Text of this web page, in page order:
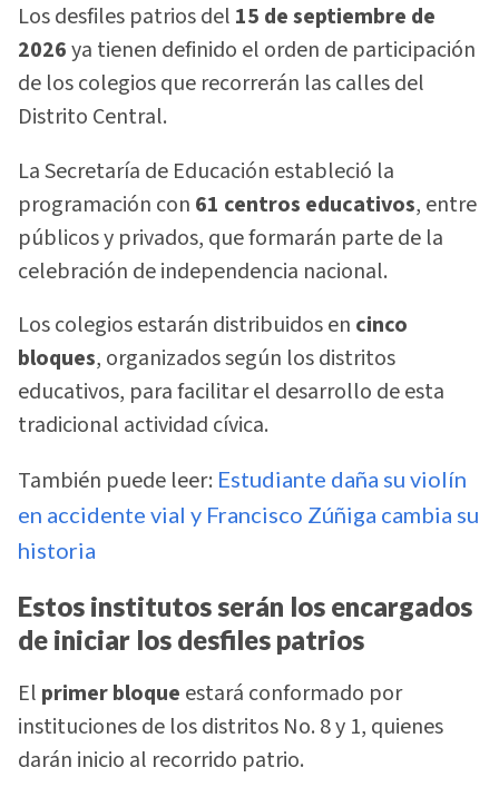
Los desfiles patrios del 15 de septiembre de
2026ya tienen definido el orden de participación
de los colegios que recorrerán las calles del
Distrito Central.
La Secretaría de Educación estableció la
programación con 61 centros educativos, entre
públicos y privados, que formarán parte de la
celebración de independencia nacional.
Los colegios estarán distribuidos en cinco
bloques, organizados según los distritos
educativos, para facilitar el desarrollo de esta
tradicional actividad cívica.
También puede leer: Estudiante daña su violín
en accidente vial y Francisco Zúñiga cambia su
historia
Estos institutos serán los encargados
de iniciar los desfiles patrios
El primer bloque estará conformado por
instituciones de los distritos No. 8 y 1, quienes
darán inicio al recorrido patrio.